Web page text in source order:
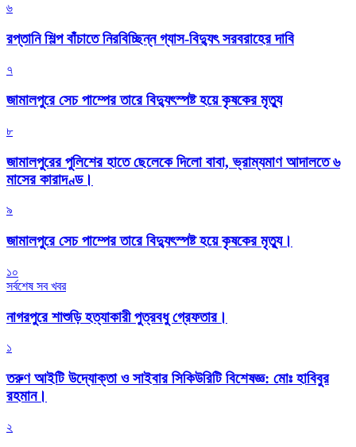
৬
রপ্তানি শিল্প বাঁচাতে নিরবিচ্ছিন্ন গ্যাস-বিদ্যুৎ সরবরাহের দাবি
৭
জামালপুরে সেচ পাম্পের তারে বিদ্যুৎস্পষ্ট হয়ে কৃষকের মৃত্যু
৮
জামালপুরের পুলিশের হাতে ছেলেকে দিলো বাবা, ভ্রাম্যমাণ আদালতে ৬
মাসের কারাদণ্ড।
৯
জামালপুরে সেচ পাম্পের তারে বিদ্যুৎস্পষ্ট হয়ে কৃষকের মৃত্যু।
১০
সর্বশেষ সব খবর
নাগরপুরে শাশুড়ি হত্যাকারী পুত্রবধু গ্রেফতার।
১
তরুণ আইটি উদ্যোক্তা ও সাইবার সিকিউরিটি বিশেষজ্ঞ: মোঃ হাবিবুর
রহমান।
২